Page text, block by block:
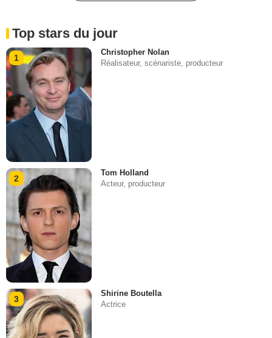
Top stars du jour
1
Christopher Nolan
Réalisateur, scénariste, producteur
2
Tom Holland
Acteur, producteur
3
Shirine Boutella
Actrice